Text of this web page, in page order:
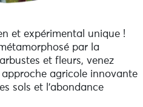
et expérimental unique !
par la
et fleurs, venez
agricole innovante
sols et l'abondance